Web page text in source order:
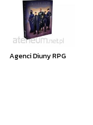
Agenci Diuny RPG